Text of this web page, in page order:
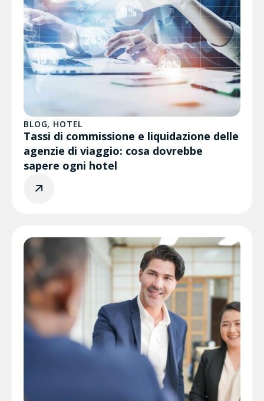
BLOG, HOTEL
Tassi di commissione e liquidazione delle
agenzie di viaggio: cosa dovrebbe
sapere ogni hotel